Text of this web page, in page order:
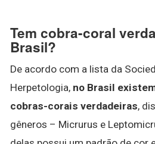
Tem cobra-coral
Brasil?
De acordo com a lista da
Herpetologia, no Brasil
cobras-corais verdadeiras,
gêneros – Micrurus e